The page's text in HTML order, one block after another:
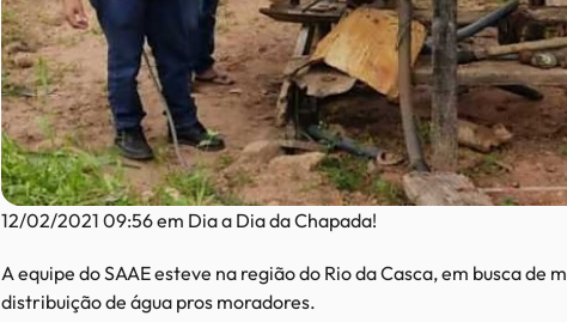
12/02/2021 09:56 em Dia a Dia da Chapada!
A equipe do SAAE esteve na região do Rio da Casca, em busca de
distribuição de água pros moradores.